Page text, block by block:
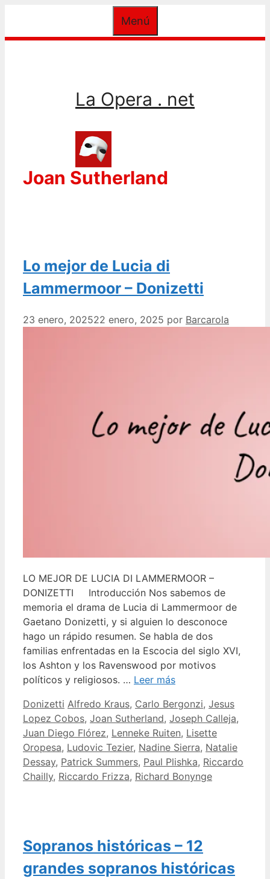
contenido
Menú
La Opera . net
Joan Sutherland
Lo mejor de Lucia di
Lammermoor – Donizetti
23 enero, 202522 enero, 2025 por Barcarola
LO MEJOR DE LUCIA DI LAMMERMOOR –
DONIZETTI Introducción Nos sabemos de
memoria el drama de Lucia di Lammermoor de
Gaetano Donizetti, y si alguien lo desconoce
hago un rápido resumen. Se habla de dos
familias enfrentadas en la Escocia del siglo XVI,
los Ashton y los Ravenswood por motivos
políticos y religiosos. … Leer más
Categorías
Donizetti Etiquetas
Alfredo Kraus, Carlo Bergonzi, Jesus
Lopez Cobos, Joan Sutherland, Joseph Calleja,
Juan Diego Flórez, Lenneke Ruiten, Lisette
Oropesa, Ludovic Tezier, Nadine Sierra, Natalie
Dessay, Patrick Summers, Paul Plishka, Riccardo
Chailly, Riccardo Frizza, Richard Bonynge
Sopranos históricas – 12
grandes sopranos históricas